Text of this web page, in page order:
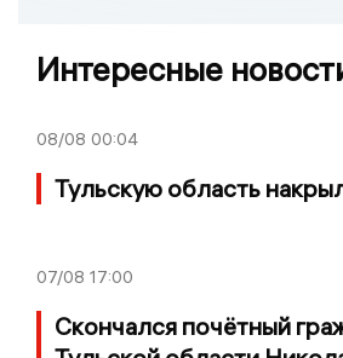
Интересные
08/08 00:04
Тульскую область
07/08 17:00
Скончался почётный